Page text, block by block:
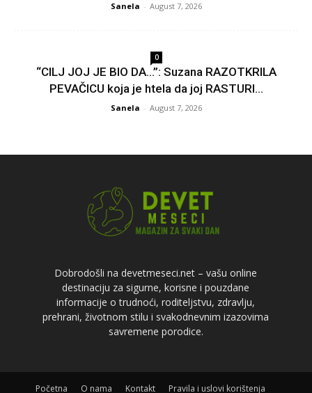
Sanela - August 7, 2026
0
“CILJ JOJ JE BIO DA…”: Suzana RAZOTKRILA
PEVAČICU koja je htela da joj RASTURI...
Sanela - August 7, 2026
Dobrodošli na devetmeseci.net – vašu online
destinaciju za sigurne, korisne i pouzdane
informacije o trudnoći, roditeljstvu, zdravlju,
prehrani, životnom stilu i svakodnevnim izazovima
savremene porodice.
Početna O nama Kontakt Pravila i uslovi korištenja